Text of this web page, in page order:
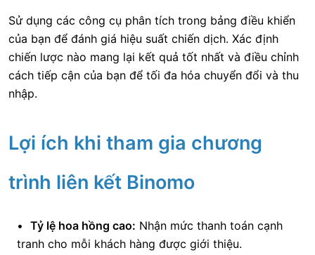
Sử dụng các công cụ phân tích trong bảng điều khiển
của bạn để đánh giá hiệu suất chiến dịch. Xác định
chiến lược nào mang lại kết quả tốt nhất và điều chỉnh
cách tiếp cận của bạn để tối đa hóa chuyển đổi và thu
nhập.
Lợi ích khi tham gia chương
trình liên kết Binomo
Tỷ lệ hoa hồng cao: Nhận mức thanh toán cạnh
tranh cho mỗi khách hàng được giới thiệu.